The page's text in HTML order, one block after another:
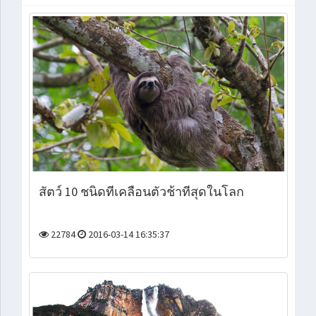
สัตว์ 10 ชนิดที่เคลื่อนตัวช้าที่สุดในโลก
22784 2016-03-14 16:35:37